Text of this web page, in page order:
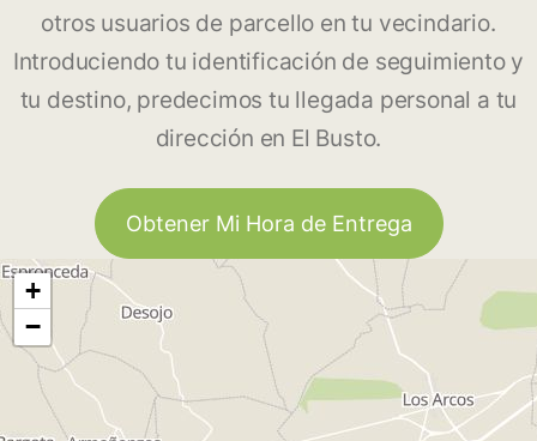
otros usuarios de parcello en tu vecindario.
Introduciendo tu identificación de seguimiento y
tu destino, predecimos tu llegada personal a tu
dirección en El Busto.
Obtener Mi Hora de Entrega
+
−